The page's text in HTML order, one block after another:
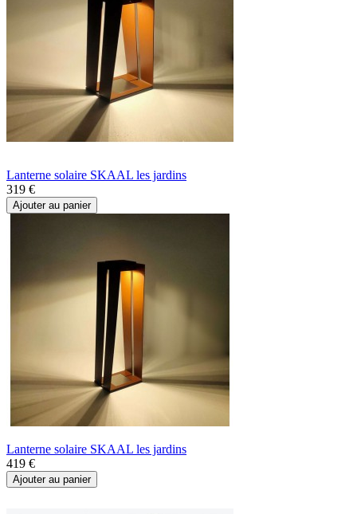
Lanterne solaire SKAAL les jardins
319 €
Ajouter au panier
Lanterne solaire SKAAL les jardins
419 €
Ajouter au panier